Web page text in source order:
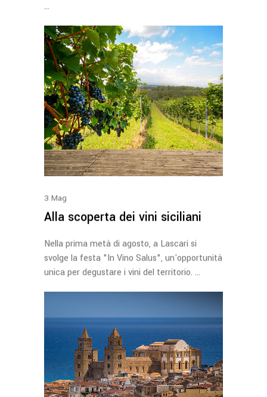
3 Mag
Alla scoperta dei vini siciliani
Nella prima metà di agosto, a Lascari si
svolge la festa "In Vino Salus", un'opportunità
unica per degustare i vini del territorio.